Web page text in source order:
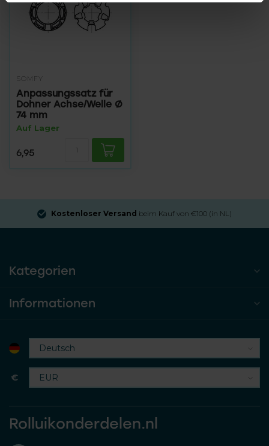
SOMFY
Anpassungssatz für
Dohner Achse/Welle Ø
74 mm
Auf Lager
6,95
Kostenloser Versand beim Kauf von €100 (in NL)
Kategorien
Informationen
€
Rolluikonderdelen.nl